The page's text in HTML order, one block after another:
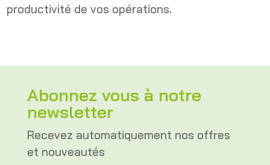
productivité de vos opérations.
Abonnez vous à notre
newsletter
Recevez automatiquement nos offres
et nouveautés